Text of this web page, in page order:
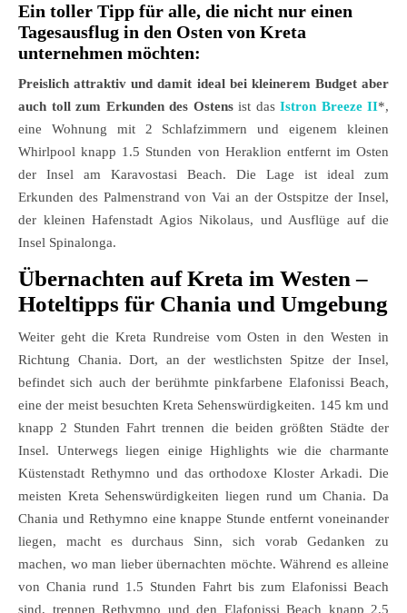
Ein toller Tipp für alle, die nicht nur einen
Tagesausflug in den Osten von Kreta
unternehmen möchten:
Preislich attraktiv und damit ideal bei kleinerem Budget aber
auch toll zum Erkunden des Ostens ist das Istron Breeze II*,
eine Wohnung mit 2 Schlafzimmern und eigenem kleinen
Whirlpool knapp 1.5 Stunden von Heraklion entfernt im Osten
der Insel am Karavostasi Beach. Die Lage ist ideal zum
Erkunden des Palmenstrand von Vai an der Ostspitze der Insel,
der kleinen Hafenstadt Agios Nikolaus, und Ausflüge auf die
Insel Spinalonga.
Übernachten auf Kreta im Westen –
Hoteltipps für Chania und Umgebung
Weiter geht die Kreta Rundreise vom Osten in den Westen in
Richtung Chania. Dort, an der westlichsten Spitze der Insel,
befindet sich auch der berühmte pinkfarbene Elafonissi Beach,
eine der meist besuchten Kreta Sehenswürdigkeiten. 145 km und
knapp 2 Stunden Fahrt trennen die beiden größten Städte der
Insel. Unterwegs liegen einige Highlights wie die charmante
Küstenstadt Rethymno und das orthodoxe Kloster Arkadi. Die
meisten Kreta Sehenswürdigkeiten liegen rund um Chania. Da
Chania und Rethymno eine knappe Stunde entfernt voneinander
liegen, macht es durchaus Sinn, sich vorab Gedanken zu
machen, wo man lieber übernachten möchte. Während es alleine
von Chania rund 1.5 Stunden Fahrt bis zum Elafonissi Beach
sind, trennen Rethymno und den Elafonissi Beach knapp 2.5